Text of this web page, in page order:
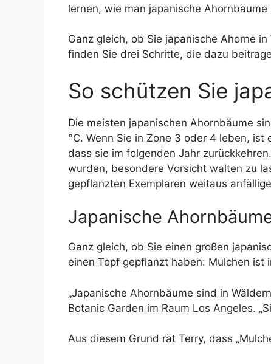
lernen, wie man japanische
Ganz gleich, ob Sie japanische Ahorne
finden Sie drei Schritte, die dazu
So schützen Sie
Die meisten japanischen Ahornbäume
°C. Wenn Sie in Zone 3 oder 4 leben,
dass sie im folgenden Jahr
wurden, besondere Vorsicht walten zu
gepflanzten Exemplaren weitaus
Japanische
Ganz gleich, ob Sie einen großen
einen Topf gepflanzt haben: Mulchen
„Japanische Ahornbäume sind in
Botanic Garden im Raum Los Angeles.
Aus diesem Grund rät Terry, dass